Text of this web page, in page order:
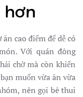
hơn
cao điểm để dễ có
Với quán đông
chờ mà còn khiến
muốn vừa ăn vừa
nên gọi bê thui